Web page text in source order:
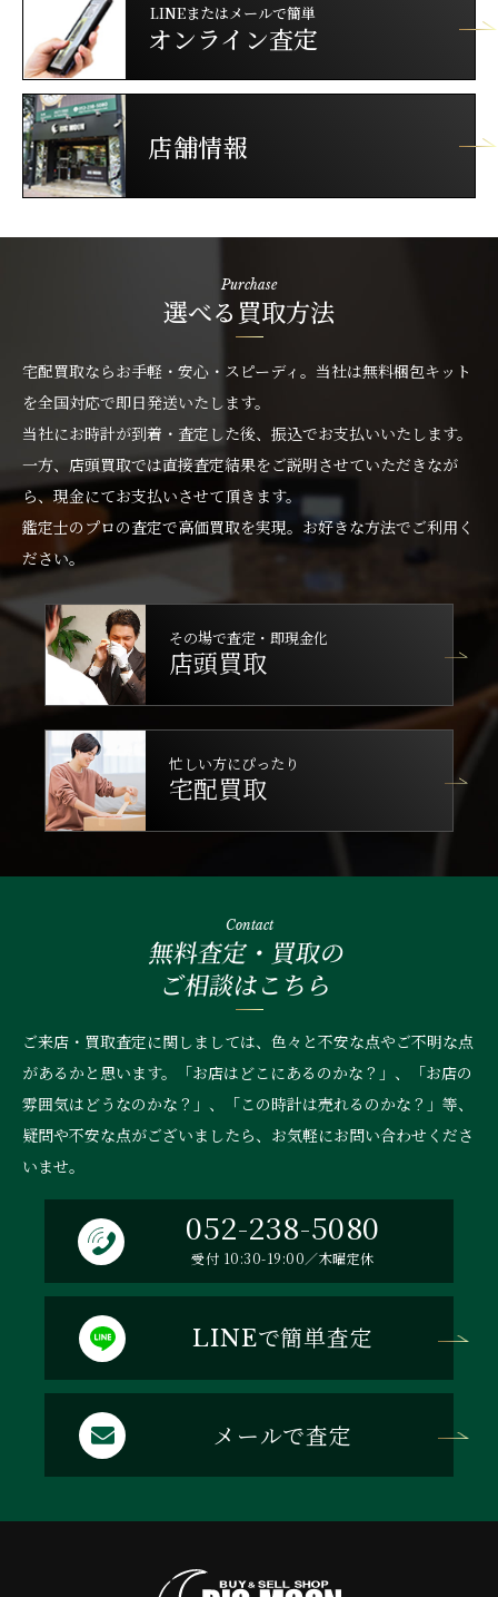
LINEまたはメールで簡単
オンライン査定
店舗情報
Purchase
選べる買取方法
宅配買取ならお手軽・安心・スピーディ。当社は無料梱包キット
を全国対応で即日発送いたします。
当社にお時計が到着・査定した後、振込でお支払いいたします。
一方、店頭買取では直接査定結果をご説明させていただきなが
ら、現金にてお支払いさせて頂きます。
鑑定士のプロの査定で高価買取を実現。お好きな方法でご利用く
ださい。
その場で査定・即現金化
店頭買取
忙しい方にぴったり
宅配買取
Contact
無料査定・買取の
ご相談はこちら
ご来店・買取査定に関しましては、色々と不安な点やご不明な点
があるかと思います。「お店はどこにあるのかな？」、
「お店の
雰囲気はどうなのかな？」、「この時計は売れるのかな？」等、
疑問や不安な点がございましたら、お気軽にお問い合わせくださ
いませ。
052-238-5080
受付 10:30-19:00／木曜定休
LINEで簡単査定
メールで査定